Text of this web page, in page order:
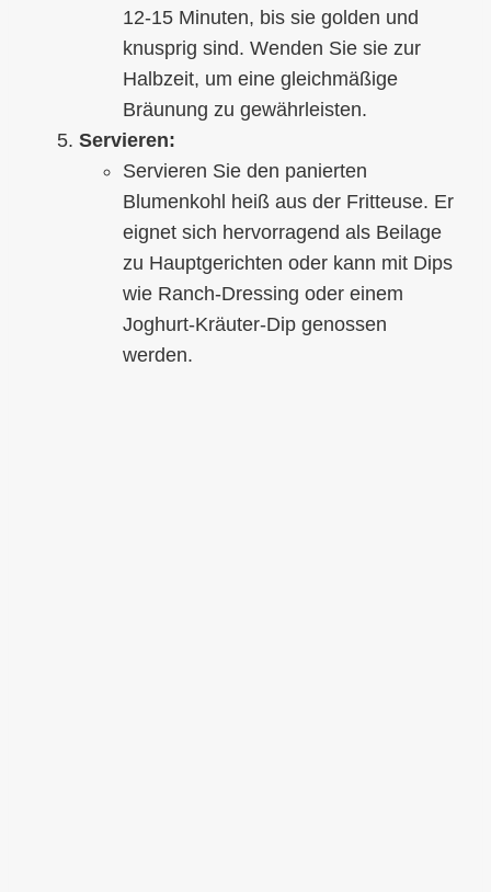
12-15 Minuten, bis sie golden und
knusprig sind. Wenden Sie sie zur
Halbzeit, um eine gleichmäßige
Bräunung zu gewährleisten.
Servieren:
Servieren Sie den panierten
Blumenkohl heiß aus der Fritteuse. Er
eignet sich hervorragend als Beilage
zu Hauptgerichten oder kann mit Dips
wie Ranch-Dressing oder einem
Joghurt-Kräuter-Dip genossen
werden.